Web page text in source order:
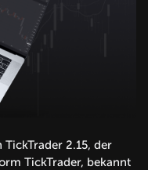
2.15, der
TickTrader, bekannt